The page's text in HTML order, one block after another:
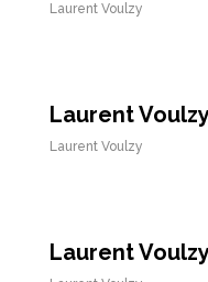
Laurent Voulzy
Laurent
Laurent Voulzy
Laurent